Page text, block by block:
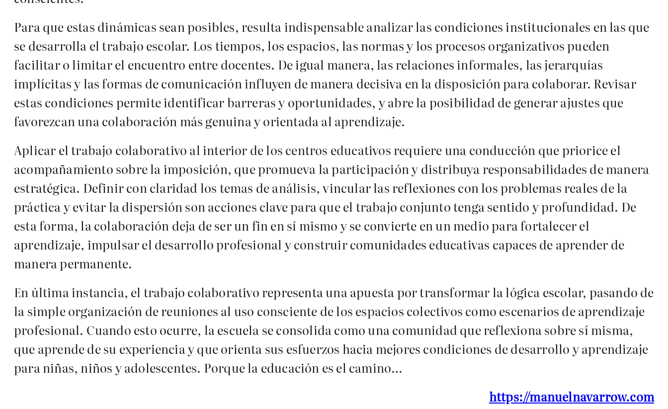
Para que estas dinámicas sean posibles, resulta indispensable analizar las condiciones institucionales en las que
se desarrolla el trabajo escolar. Los tiempos, los espacios, las normas y los procesos organizativos pueden
facilitar o limitar el encuentro entre docentes. De igual manera, las relaciones informales, las jerarquías
implícitas y las formas de comunicación influyen de manera decisiva en la disposición para colaborar. Revisar
estas condiciones permite identificar barreras y oportunidades, y abre la posibilidad de generar ajustes que
favorezcan una colaboración más genuina y orientada al aprendizaje.
Aplicar el trabajo colaborativo al interior de los centros educativos requiere una conducción que priorice el
acompañamiento sobre la imposición, que promueva la participación y distribuya responsabilidades de manera
estratégica. Definir con claridad los temas de análisis, vincular las reflexiones con los problemas reales de la
práctica y evitar la dispersión son acciones clave para que el trabajo conjunto tenga sentido y profundidad. De
esta forma, la colaboración deja de ser un fin en sí mismo y se convierte en un medio para fortalecer el
aprendizaje, impulsar el desarrollo profesional y construir comunidades educativas capaces de aprender de
manera permanente.
En última instancia, el trabajo colaborativo representa una apuesta por transformar la lógica escolar, pasando de
la simple organización de reuniones al uso consciente de los espacios colectivos como escenarios de aprendizaje
profesional. Cuando esto ocurre, la escuela se consolida como una comunidad que reflexiona sobre sí misma,
que aprende de su experiencia y que orienta sus esfuerzos hacia mejores condiciones de desarrollo y aprendizaje
para niñas, niños y adolescentes. Porque la educación es el camino…
https://manuelnavarrow.com